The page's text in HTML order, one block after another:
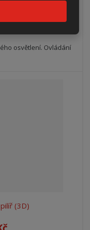
osvětlení. Ovládání
(3D)